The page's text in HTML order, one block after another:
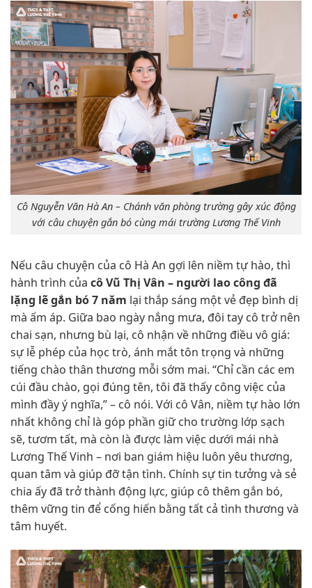
Cô Nguyễn Văn Hà An – Chánh văn phòng trường gây xúc động
với câu chuyện gắn bó cùng mái trường Lương Thế Vinh
Nếu câu chuyện của cô Hà An gợi lên niềm tự hào, thì
hành trình của cô Vũ Thị Vân – người lao công đã
lặng lẽ gắn bó 7 năm lại thắp sáng một vẻ đẹp bình dị
mà ấm áp. Giữa bao ngày nắng mưa, đôi tay cô trở nên
chai sạn, nhưng bù lại, cô nhận về những điều vô giá:
sự lễ phép của học trò, ánh mắt tôn trọng và những
tiếng chào thân thương mỗi sớm mai. “Chỉ cần các em
cúi đầu chào, gọi đúng tên, tôi đã thấy công việc của
mình đầy ý nghĩa,” – cô nói. Với cô Vân, niềm tự hào lớn
nhất không chỉ là góp phần giữ cho trường lớp sạch
sẽ, tươm tất, mà còn là được làm việc dưới mái nhà
Lương Thế Vinh – nơi ban giám hiệu luôn yêu thương,
quan tâm và giúp đỡ tận tình. Chính sự tin tưởng và sẻ
chia ấy đã trở thành động lực, giúp cô thêm gắn bó,
thêm vững tin để cống hiến bằng tất cả tình thương và
tâm huyết.